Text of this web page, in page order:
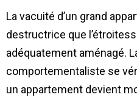
La vacuité d’un grand
destructrice que
adéquatement aménagé.
comportementaliste se
un appartement devient